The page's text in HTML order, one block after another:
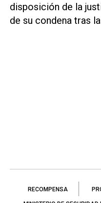
disposición de la
de su condena tras
RECOMPENSA